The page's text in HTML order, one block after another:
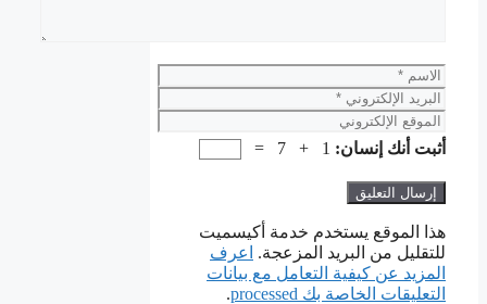
الاسم
البريد
الإلكتروني
الموقع
الإلكتروني
أثبت أنك إنسان: 1 + 7 =
هذا الموقع يستخدم خدمة أكيسميت
للتقليل من البريد المزعجة.
اعرف
المزيد عن كيفية التعامل مع بيانات
التعليقات الخاصة بك processed
.